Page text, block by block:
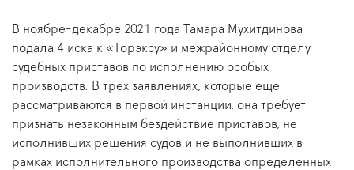
В ноябре-декабре 2021 года Тамара Мухитдинова
подала 4 иска к «Торэксу» и межрайонному отделу
судебных приставов по исполнению особых
производств. В трех заявлениях, которые еще
рассматриваются в первой инстанции, она требует
признать незаконным бездействие приставов, не
исполнивших решения судов и не выполнивших в
рамках исполнительного производства определенных